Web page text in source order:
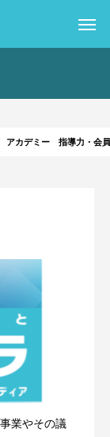
アカデミー 指導力・会
業やその議